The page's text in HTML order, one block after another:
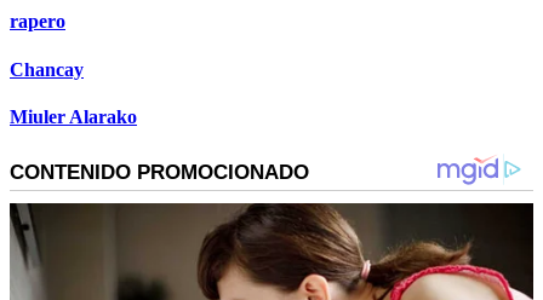
rapero
Chancay
Miuler Alarako